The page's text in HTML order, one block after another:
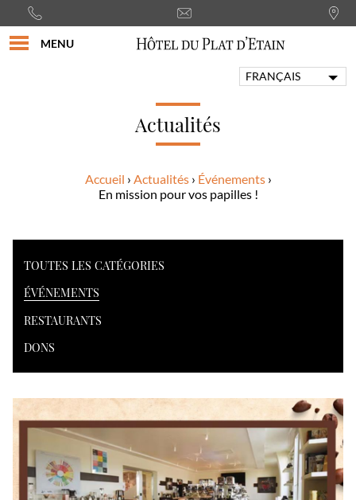
MENU
FRANÇAIS
ESPAÑOL
Actualités
Accueil Actualités
Événements
En mission pour vos papilles !
TOUTES LES CATÉGORIES
ÉVÉNEMENTS
RESTAURANTS
DONS